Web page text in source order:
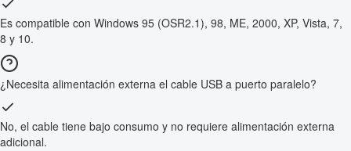
Es compatible con Windows 95 (OSR2.1), 98, ME, 2000, XP, Vista, 7,
8 y 10.
¿Necesita alimentación externa el cable USB a puerto paralelo?
No, el cable tiene bajo consumo y no requiere alimentación externa
adicional.